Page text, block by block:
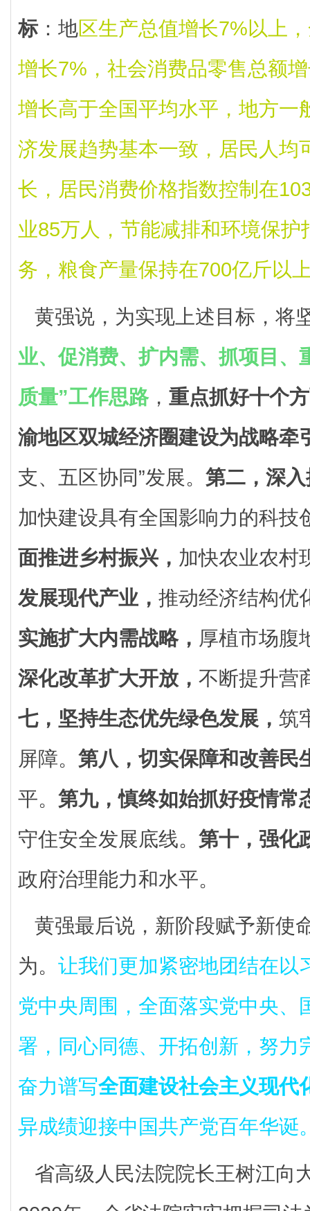
标：地区生产总值增长7%以上
增长7%，社会消费品零售总额
增长高于全国平均水平，地方一
济发展趋势基本一致，居民人均
长，居民消费价格指数控制在
业85万人，节能减排和环境保护
务，粮食产量保持在700亿斤以
黄强说，为实现上述目标，将
业、促消费、扩内需、抓项目、
质量”工作思路， 重点抓好十个
渝地区双城经济圈建设为战略牵
支、五区协同”发展。 第二，深
加快建设具有全国影响力的科技
面推进乡村振兴， 加快农业农村
发展现代产业， 推动经济结构优
实施扩大内需战略， 厚植市场腹
深化改革扩大开放， 不断提升营
七，坚持生态优先绿色发展， 筑
屏障。 第八，切实保障和改善民
平。 第九，慎终如始抓好疫情常
守住安全发展底线。 第十，强化
政府治理能力和水平。
黄强最后说，新阶段赋予新使
为。 让我们更加紧密地团结在以
党中央周围，全面落实党中央、
署，同心同德、开拓创新，努力
奋力谱写全面建设社会主义现代
异成绩迎接中国共产党百年华诞
省高级人民法院院长王树江向